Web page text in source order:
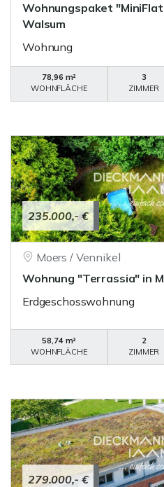
Wohnungspaket
Walsum
Wohnung
78,96 m²
WOHNFLÄCHE
3
ZIMMER
235.000,- €
Moers / Vennikel
Wohnung "Terrassia" in
Erdgeschosswohnung
58,74 m²
WOHNFLÄCHE
2
ZIMMER
279.000,- €